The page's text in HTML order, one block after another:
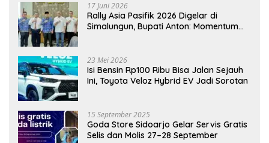
17 Juni 2026
Rally Asia Pasifik 2026 Digelar di
Simalungun, Bupati Anton: Momentum
23 Mei 2026
Isi Bensin Rp100 Ribu Bisa Jalan Sejauh
Ini, Toyota Veloz Hybrid EV Jadi Sorotan
15 September 2025
Goda Store Sidoarjo Gelar Servis Gratis
Selis dan Molis 27–28 September